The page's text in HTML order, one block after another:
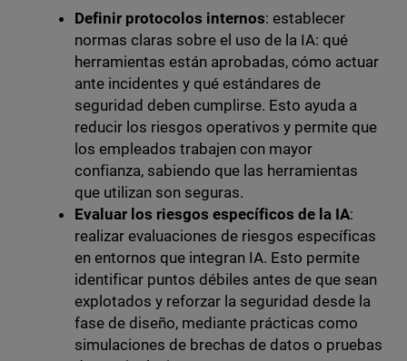
Definir protocolos internos: establecer
normas claras sobre el uso de la IA: qué
herramientas están aprobadas, cómo actuar
ante incidentes y qué estándares de
seguridad deben cumplirse. Esto ayuda a
reducir los riesgos operativos y permite que
los empleados trabajen con mayor
confianza, sabiendo que las herramientas
que utilizan son seguras.
Evaluar los riesgos específicos de la IA:
realizar evaluaciones de riesgos específicas
en entornos que integran IA. Esto permite
identificar puntos débiles antes de que sean
explotados y reforzar la seguridad desde la
fase de diseño, mediante prácticas como
simulaciones de brechas de datos o pruebas